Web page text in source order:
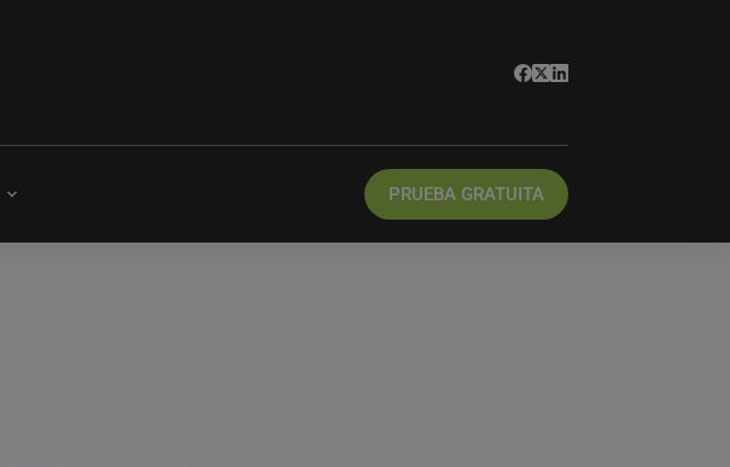
PRUEBA GRATUITA